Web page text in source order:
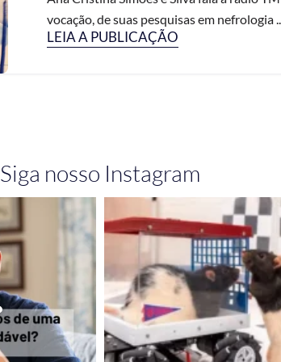
vocação, de suas pesquisas em nefrologia
LEIA A PUBLICAÇÃO
Siga nosso Instagram